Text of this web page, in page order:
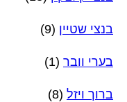
בנצי שטיין (9)
בערי וובר (1)
ברוך ויזל (8)